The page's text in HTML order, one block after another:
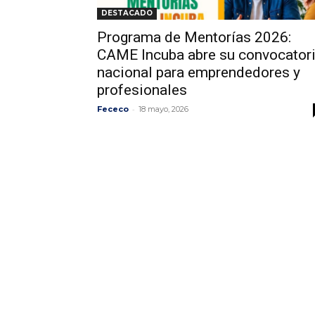
DESTACADO
Programa de Mentorías 2026:
CAME Incuba abre su
nacional para emprendedores y
profesionales
Fececo - 18 mayo, 2026